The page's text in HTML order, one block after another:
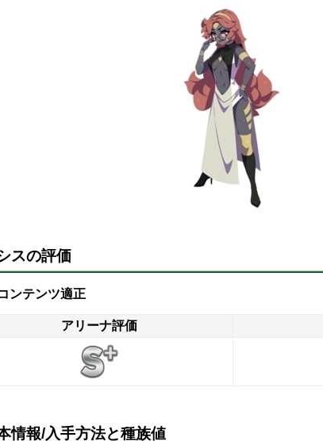
スの評価
ンテンツ適正
アリーナ評価
情報/入手方法と種族値